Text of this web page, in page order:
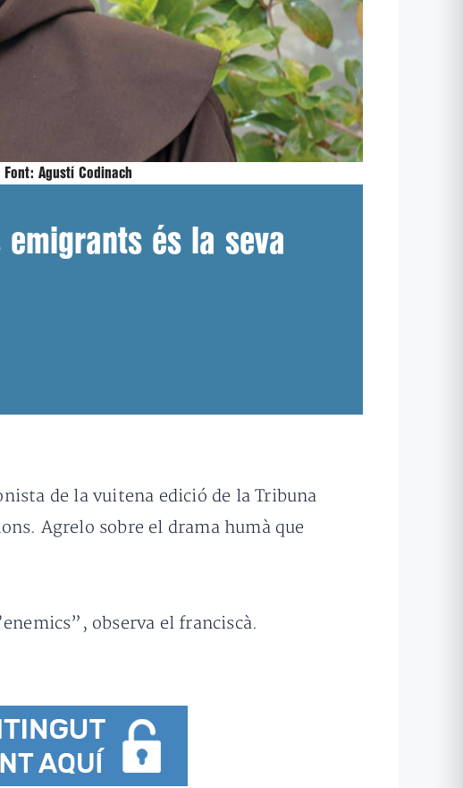
Font: Agustí Codinach
emigrants és la seva
de la vuitena edició de la Tribuna
Agrelo sobre el drama humà que
observa el franciscà.